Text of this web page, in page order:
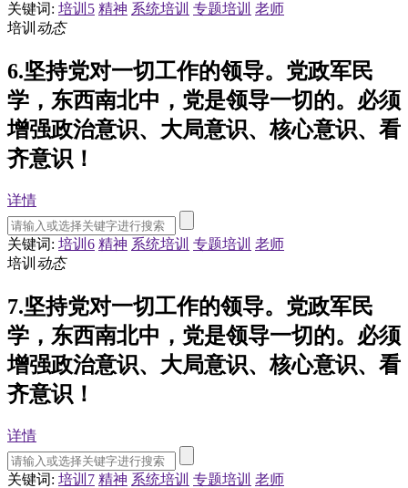
关键词: 培训5 精神 系统培训 专题培训 老师
培训 动态
6.坚持党对一切工作的领导。党政军民
学，东西南北中，党是领导一切的。必须
增强政治意识、大局意识、核心意识、看
齐意识！
详情
关键词: 培训6 精神 系统培训 专题培训 老师
培训 动态
7.坚持党对一切工作的领导。党政军民
学，东西南北中，党是领导一切的。必须
增强政治意识、大局意识、核心意识、看
齐意识！
详情
关键词: 培训7 精神 系统培训 专题培训 老师